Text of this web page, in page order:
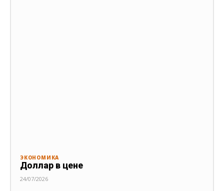
ЭКОНОМИКА
Доллар в цене
24/07/2026